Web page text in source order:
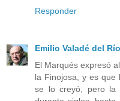
Responder
Emilio Valadé del Río
El Marqués expresó
la Finojosa, y es que
se lo creyó, pero la